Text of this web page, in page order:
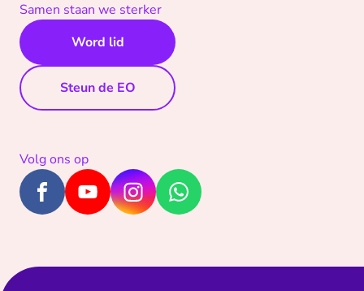
Samen staan we sterker
Word lid
Steun de EO
Volg ons op